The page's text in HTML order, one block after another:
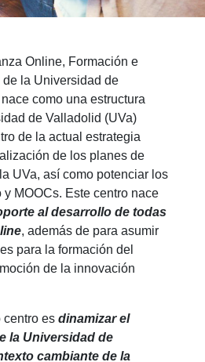
Online, Formación e
de la Universidad de
como una estructura
de Valladolid (UVa)
de la actual estrategia
de los planes de
UVa, así como potenciar los
MOOCs. Este centro nace
al desarrollo de todas
, además de para asumir
para la formación del
de la innovación
centro es dinamizar el
la Universidad de
cambiante de la